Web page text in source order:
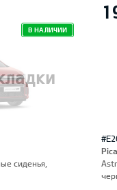
В НАЛИЧИИ
сиденья,